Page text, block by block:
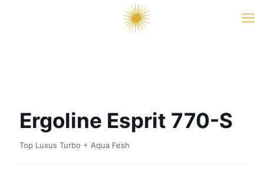
Ergoline Esprit 770-S
Top Luxus Turbo + Aqua Fesh